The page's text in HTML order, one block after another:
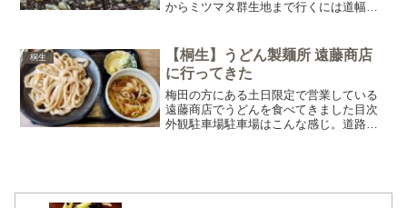
からミツマタ群生地まで行くには道幅が
るさとセンターから往復17kmくらい途中
坂もあるためママ...
桐生
【桐生】うどん製麺所 遠藤商店
に行ってきた
梅田の方にある土日限定で営業している
遠藤商店でうどんを食べてきました目次
外観駐車場駐車場はこんな感じ。道路沿